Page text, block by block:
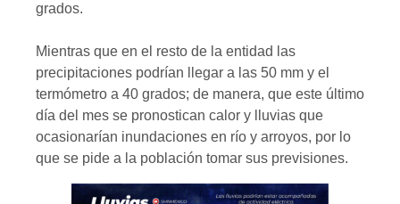
grados.
Mientras que en el resto de la entidad las
precipitaciones podrían llegar a las 50 mm y el
termómetro a 40 grados; de manera, que este último
día del mes se pronostican calor y lluvias que
ocasionarían inundaciones en río y arroyos, por lo
que se pide a la población tomar sus previsiones.